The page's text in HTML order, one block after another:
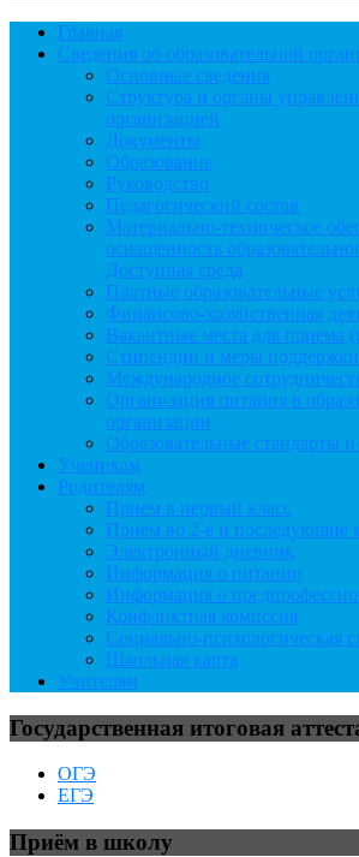
Главная
Сведения об образовательной
Основные сведения
Структура и органы
организацией
Документы
Образование
Руководство
Педагогический состав
Материально-техническое
оснащенность
Доступная среда
Платные образовательные
Финансово-хозяйственная
Вакантные места для приема
Стипендии и меры
Международное
Организация питания в
организации
Образовательные стандарты и
Ученикам
Родителям
Прием в первый класс
Прием во 2-е и последующие
Электронный дневник
Информация о питании
Информация о
Конфликтная комиссия
Социально-психологическая
Школьная карта
Учителям
Государственная итоговая
ОГЭ
ЕГЭ
Приём в школу